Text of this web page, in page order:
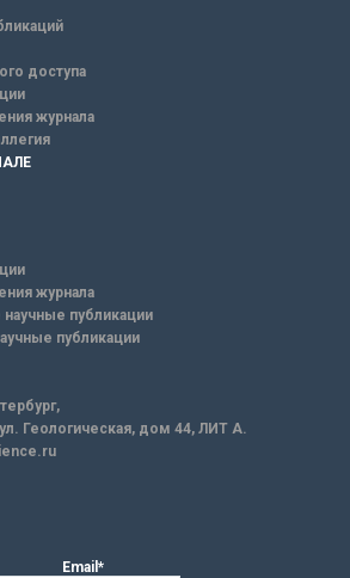
доступа
журнала
журнала
публикации
публикации
Геологическая, дом 44, ЛИТ А.
Email*